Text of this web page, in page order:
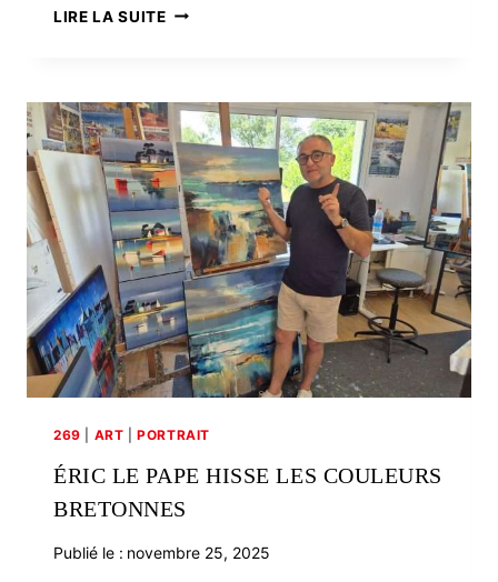
LIRE LA SUITEARNAUD
TOUCHE-
À-
TOUT
269 ART |PORTRAIT
ÉRIC LE PAPE HISSE LES COULEURS
BRETONNES
Publié le : novembre 25, 2025